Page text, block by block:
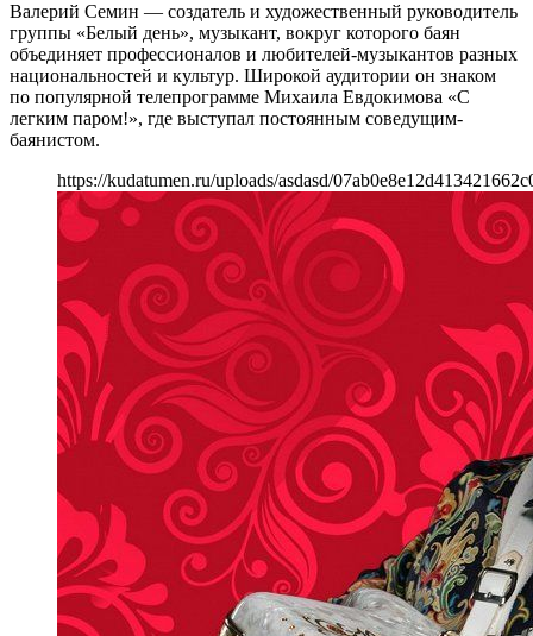
Валерий Семин — создатель и художественный руководитель
группы «Белый день», музыкант, вокруг которого баян
объединяет профессионалов и любителей-музыкантов разных
национальностей и культур. Широкой аудитории он знаком
по популярной телепрограмме Михаила Евдокимова «С
легким паром!», где выступал постоянным соведущим-
баянистом.
https://kudatumen.ru/uploads/asdasd/